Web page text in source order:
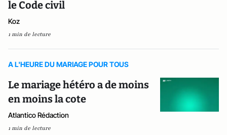
le Code civil
Koz
1 min de lecture
A L'HEURE DU MARIAGE POUR TOUS
Le mariage hétéro a de moins
en moins la cote
Atlantico Rédaction
1 min de lecture